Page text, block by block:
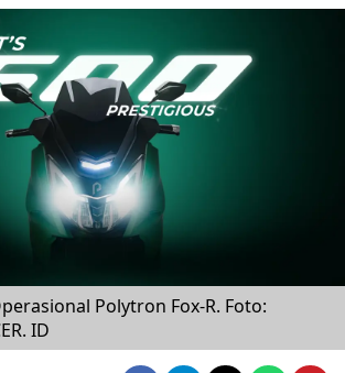
Polytron Fox-R. Foto:
ID